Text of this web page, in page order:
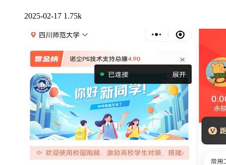
2025-02-17 1.75k